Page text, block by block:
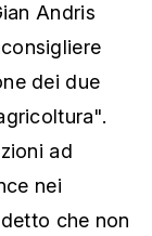
Andris
dei due
ad
nei
che non